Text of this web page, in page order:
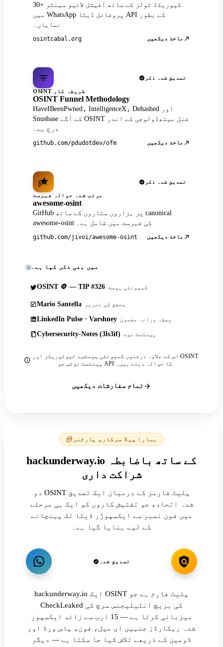
30+ کیوریٹڈ ٹولز کے ساتھ آفیشل لائیو سینٹر
میں WhatsApp پروفائل ڈیٹا API کے بطور
نمایاں۔
osintcabal.org ماخذ دیکھیں
تصدیق شدہ ذکر
OSINT طریقہ کار
OSINT Funnel Methodology
HaveIBeenPwned، IntelligenceX، Dehashed اور
Snusbase کے آگے OSINT فنل میتھڈولوجی کے اندر
درج ہے۔
github.com/pdudotdev/ofm ماخذ دیکھیں
تصدیق شدہ ذکر
مرتب شدہ حوالہ فہرست
awesome-osint
GitHub پر ہزاروں ستاروں کے ساتھ canonical
awesome-osint کی فہرست میں شامل ہے۔
github.com/jivoi/awesome-osint ماخذ دیکھیں
میں بھی ذکر کیا ہے۔
OSINT 🪙 — TIP #326 کمیونٹی پوسٹ
Mario Santella محقق کی تحریر
LinkedIn Pulse · Varshney پیشہ ورانہ مضمون
Cybersecurity-Notes (3ls3if) پینٹسٹ نوٹ
اس کے علاوہ درجنوں کمیونٹی پوسٹس، ٹیوٹوریلز اور OSINT
پینٹسٹ نوٹس جو API کا حوالہ دیتے ہیں۔
تمام سفارشات دیکھیں
ہمارا پہلا سرکاری پارٹنر
hackunderway.io کے ساتھ باضابطہ
شراکت داری
دو OSINT پلیٹ فارمز کے درمیان ایک تصدیق
شدہ اتحاد، جو تفتیش کاروں کو ایک ہی مرحلے
میں فون نمبر سے ایکسپوژر ڈیٹا تک پہنچانے
کے لیے بنایا گیا ہے۔
تصدیق شدہ
hackunderway.io ایک OSINT پلیٹ فارم ہے جو
CheckLeaked کی بریچ انٹیلیجنس سرچ کی
میزبانی کرتا ہے — 15 ارب سے زائد ایکسپوز
شدہ ریکارڈز جنہیں ای میل، فون، پاس ورڈ اور
ڈومین کے ذریعے تلاش کیا جا سکتا ہے — دیگر